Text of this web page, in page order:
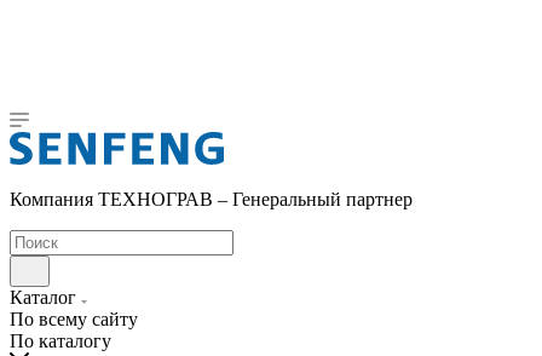
Компания ТЕХНОГРАВ – Генеральный партнер
Каталог
По всему сайту
По каталогу